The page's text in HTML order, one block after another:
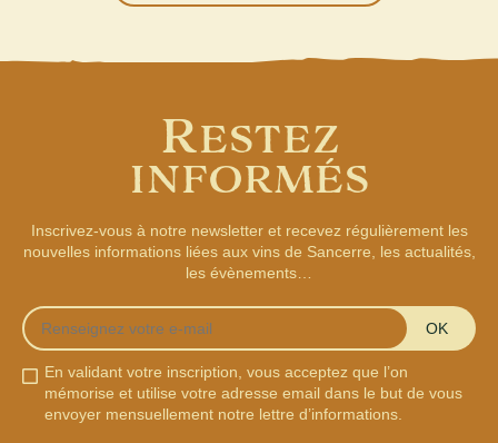
RESTEZ
INFORMÉS
Inscrivez-vous à notre newsletter et recevez régulièrement les
nouvelles informations liées aux vins de Sancerre, les actualités,
les évènements…
OK
En validant votre inscription, vous acceptez que l’on
mémorise et utilise votre adresse email dans le but de vous
envoyer mensuellement notre lettre d’informations.